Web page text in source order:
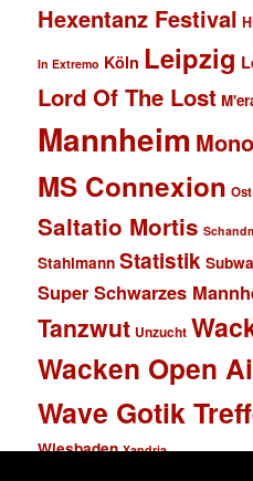
Hexentanz Festival
In Extremo Köln Leipzig
Lord Of The Lost
Mannheim
MS Connexion
Saltatio Mortis
Stahlmann Statistik
Super Schwarzes
Tanzwut Unzucht
Wacken Open
Wave Gotik
Wiesbaden Xandria